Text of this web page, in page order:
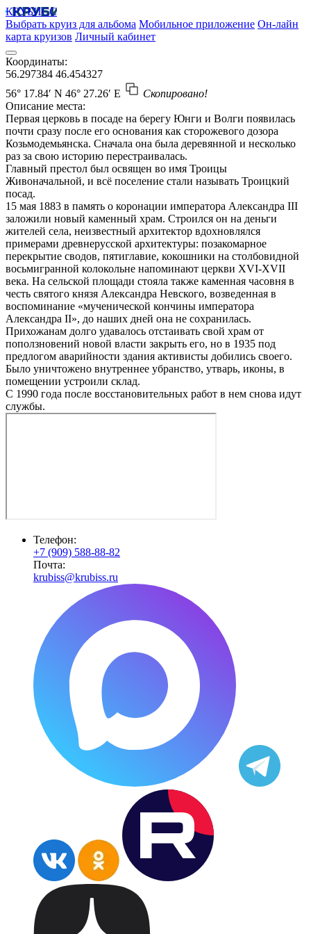
КРУБИСС
Выбрать круиз для альбома Мобильное приложение Он-лайн
карта круизов Личный кабинет
Координаты:
56.297384 46.454327
56° 17.84′ N 46° 27.26′ E
Скопировано!
Описание места:
Первая церковь в посаде на берегу Юнги и Волги появилась
почти сразу после его основания как сторожевого дозора
Козьмодемьянска. Сначала она была деревянной и несколько
раз за свою историю перестраивалась.
Главный престол был освящен во имя Троицы
Живоначальной, и всё поселение стали называть Троицкий
посад.
15 мая 1883 в память о коронации императора Александра III
заложили новый каменный храм. Строился он на деньги
жителей села, неизвестный архитектор вдохновлялся
примерами древнерусской архитектуры: позакомарное
перекрытие сводов, пятиглавие, кокошники на столбовидной
восьмигранной колокольне напоминают церкви XVI-XVII
века. На сельской площади стояла также каменная часовня в
честь святого князя Александра Невского, возведенная в
воспоминание «мученической кончины императора
Александра II», до наших дней она не сохранилась.
Прихожанам долго удавалось отстаивать свой храм от
поползновений новой власти закрыть его, но в 1935 под
предлогом аварийности здания активисты добились своего.
Было уничтожено внутреннее убранство, утварь, иконы, в
помещении устроили склад.
С 1990 года после восстановительных работ в нем снова идут
службы.
Телефон:
+7 (909) 588-88-82
Почта:
krubiss@krubiss.ru